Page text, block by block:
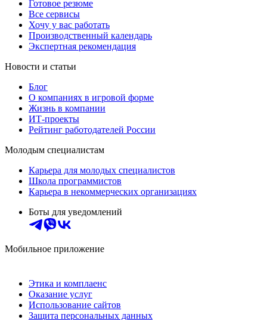
Готовое резюме
Все сервисы
Хочу у вас работать
Производственный календарь
Экспертная рекомендация
Новости и статьи
Блог
О компаниях в игровой форме
Жизнь в компании
ИТ-проекты
Рейтинг работодателей России
Молодым специалистам
Карьера для молодых специалистов
Школа программистов
Карьера в некоммерческих организациях
Боты для уведомлений
Мобильное приложение
Этика и комплаенс
Оказание услуг
Использование сайтов
Защита персональных данных